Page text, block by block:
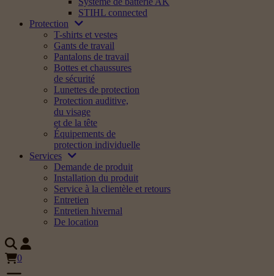
STIHL connected
Protection
T-shirts et vestes
Gants de travail
Pantalons de travail
Bottes et chaussures
de sécurité
Lunettes de protection
Protection auditive,
du visage
et de la tête
Équipements de
protection individuelle
Services
Demande de produit
Installation du produit
Service à la clientèle et retours
Entretien
Entretien hivernal
De location
0